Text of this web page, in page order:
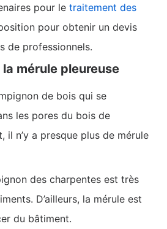
pour le traitement des
pour obtenir un devis
de professionnels.
mérule pleureuse
de bois qui se
les pores du bois de
il n’y a presque plus de mérule
des charpentes est très
D’ailleurs, la mérule est
du bâtiment.